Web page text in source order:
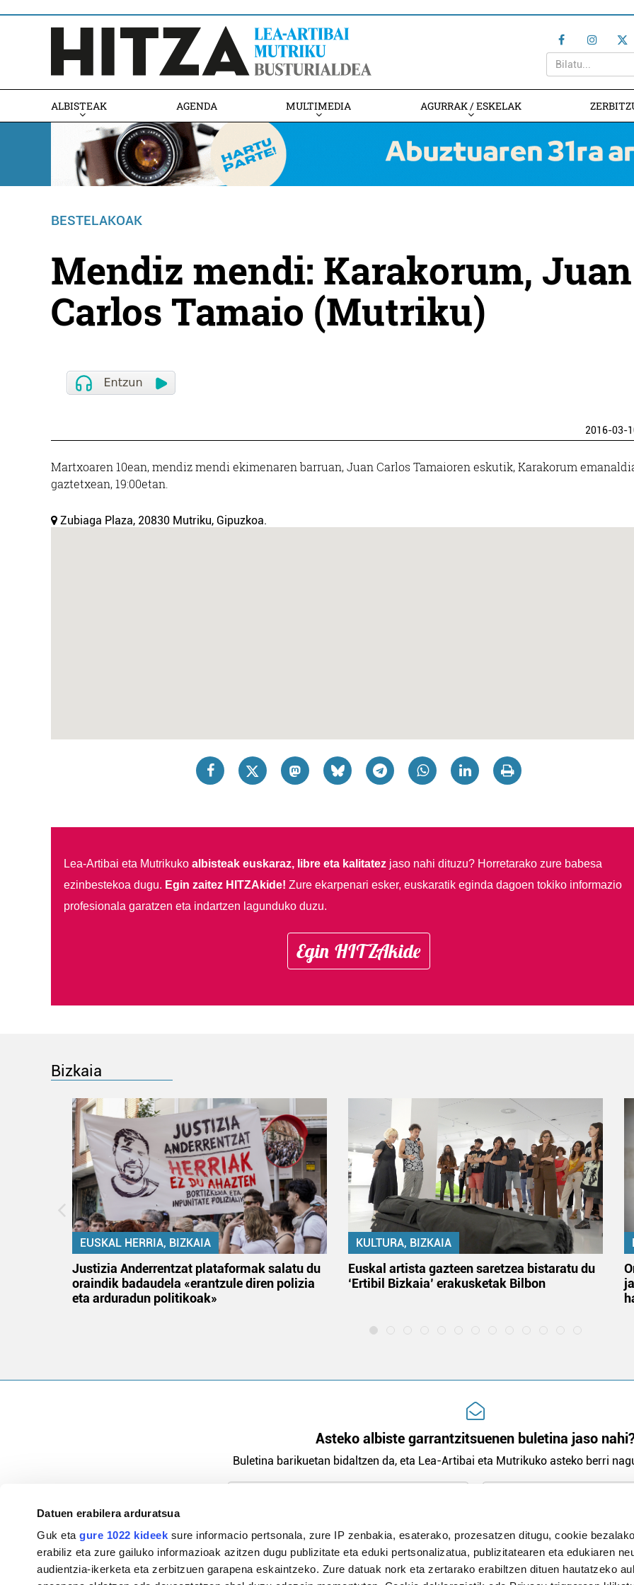
Datuen erabilera arduratsua
Guk etagure 1022 kideek sure informacio pertsonala, zure IP zenbakia, esaterako, prozesatzen ditugu, cookie
erabiliz eta zure gailuko informazioak azitzen dugu publizitate eta eduki pertsonalizatua, publizitatearen eta edukiaren
audientzia-ikerketa eta zerbitzuen garapena eskaintzeko. Zure datuak nork eta zertarako erabiltzen dituen hautatzeko
ALBISTEAK AGENDA MULTIMEDIA AGURRAK / ESKELAK
BESTELAKOAK
Mendiz mendi: Karakorum, Juan
Carlos Tamaio (Mutriku)
2016-03-
Martxoaren 10ean, mendiz mendi ekimenaren barruan, Juan Carlos Tamaioren eskutik, Karakorum
gaztetxean, 19:00etan.
Zubiaga Plaza, 20830 Mutriku, Gipuzkoa.
Lea-Artibai eta Mutrikuko albisteak euskaraz, libre eta kalitatezjaso nahi dituzu? Horretarako zure babesa
ezinbestekoa dugu. Egin zaitez HITZAkide! Zure ekarpenari esker, euskaratik eginda dagoen tokiko informazio
profesionala garatzen eta indartzen lagunduko duzu.
Egin HITZAkide
Bizkaia
EUSKAL HERRIA, BIZKAIA
Justizia Anderrentzat plataformak salatu du
oraindik badaudela «erantzule diren polizia
eta arduradun politikoak»
KULTURA, BIZKAIA
Euskal artista gazteen saretzea bistaratu du
‘Ertibil Bizkaia’ erakusketak Bilbon
Asteko albiste garrantzitsuenen buletina jaso
Buletina barikuetan bidaltzen da, eta Lea-Artibai eta Mutrikuko asteko berri